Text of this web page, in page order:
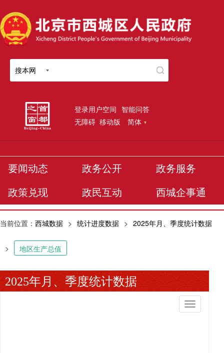
搜本网
登录用户空间 智能问答
无障碍 移动版 简体
要闻动态 政务公开 政务服务
政策兑现 政民互动 西城企事通
当前位置： 西城数据 > 统计进度数据 > 2025年月、季度统计数据
> 地区生产总值
2025年月、季度统计数据
切
换